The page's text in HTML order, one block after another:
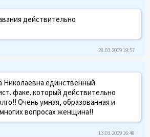
действительно
28.03.2009 19:57
Николаевна единственный
факе. который действительно
Очень умная, образованная и
вопросах женщина!!
13.03.2009 16:48